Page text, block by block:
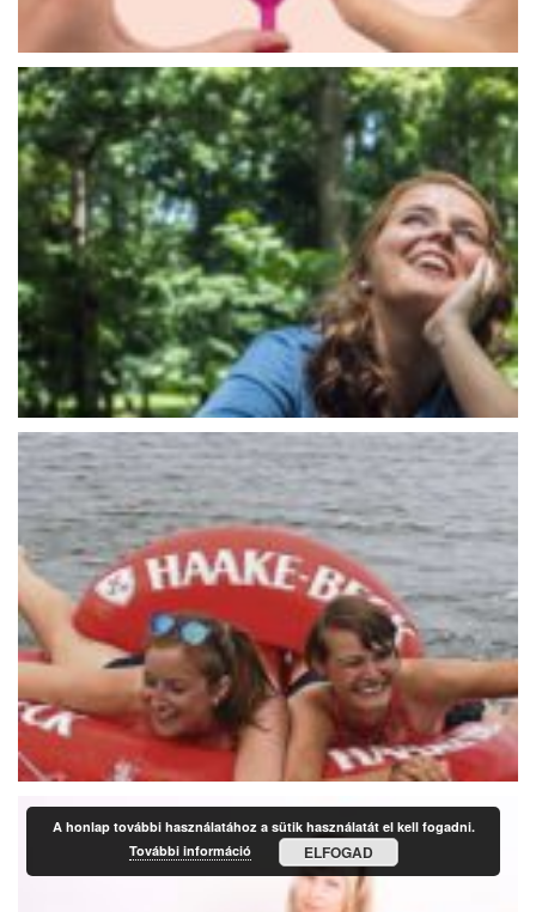
A honlap további használatához a sütik használatát el kell fogadni.
További információ
ELFOGAD